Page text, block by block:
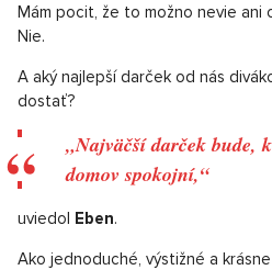
Mám pocit, že to možno nevie ani
Nie.
A aký najlepší darček od nás
dostať?
„Najväčší darček bude,
domov spokojní,“
uviedol Eben.
Ako jednoduché, výstižné a